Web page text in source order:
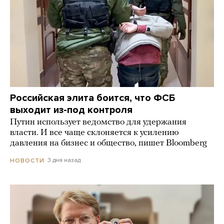
Российская элита боится, что ФСБ
выходит из-под контроля
Путин использует ведомство для удержания
власти. И все чаще склоняется к усилению
давления на бизнес и общество, пишет Bloomberg
НОВОСТИ 3 дня назад